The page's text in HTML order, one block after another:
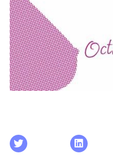
articles
santé
CHU